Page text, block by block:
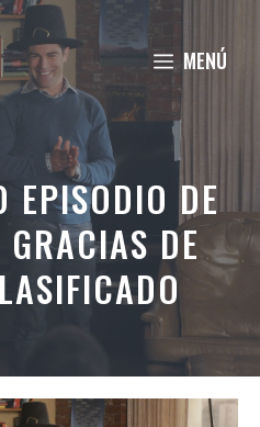
MENÚ
EPISODIO DE
DE